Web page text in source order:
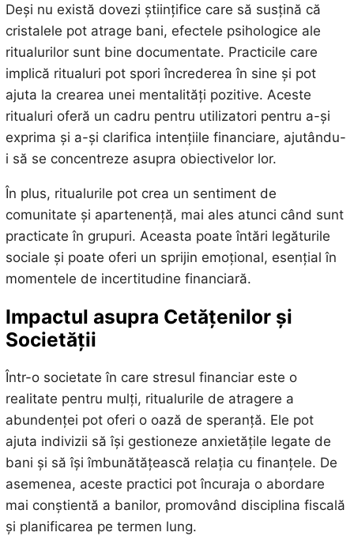
Deși nu există dovezi științifice care să susțină că
cristalele pot atrage bani, efectele psihologice ale
ritualurilor sunt bine documentate. Practicile care
implică ritualuri pot spori încrederea în sine și pot
ajuta la crearea unei mentalități pozitive. Aceste
ritualuri oferă un cadru pentru utilizatori pentru a-și
exprima și a-și clarifica intențiile financiare, ajutându-
i să se concentreze asupra obiectivelor lor.
În plus, ritualurile pot crea un sentiment de
comunitate și apartenență, mai ales atunci când sunt
practicate în grupuri. Aceasta poate întări legăturile
sociale și poate oferi un sprijin emoțional, esențial în
momentele de incertitudine financiară.
Impactul asupra Cetățenilor și
Societății
Într-o societate în care stresul financiar este o
realitate pentru mulți, ritualurile de atragere a
abundenței pot oferi o oază de speranță. Ele pot
ajuta indivizii să își gestioneze anxietățile legate de
bani și să își îmbunătățească relația cu finanțele. De
asemenea, aceste practici pot încuraja o abordare
mai conștientă a banilor, promovând disciplina fiscală
și planificarea pe termen lung.